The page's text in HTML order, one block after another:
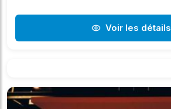
Voir les détails